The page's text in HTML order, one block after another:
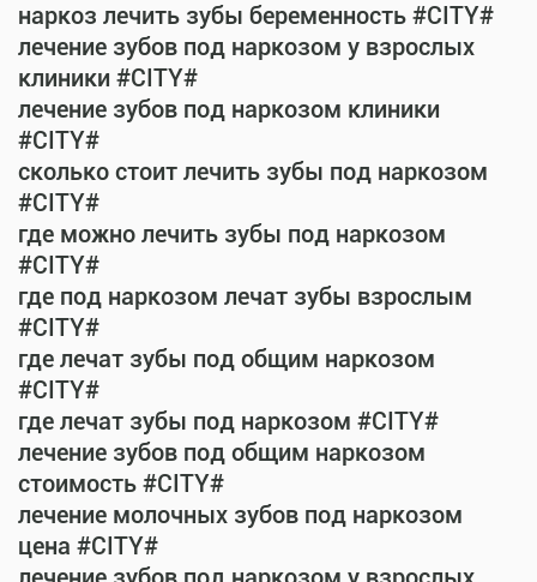
наркоз лечить зубы беременность #CITY#
лечение зубов под наркозом у взрослых
клиники #CITY#
лечение зубов под наркозом клиники
#CITY#
сколько стоит лечить зубы под наркозом
#CITY#
где можно лечить зубы под наркозом
#CITY#
где под наркозом лечат зубы взрослым
#CITY#
где лечат зубы под общим наркозом
#CITY#
где лечат зубы под наркозом #CITY#
лечение зубов под общим наркозом
стоимость #CITY#
лечение молочных зубов под наркозом
цена #CITY#